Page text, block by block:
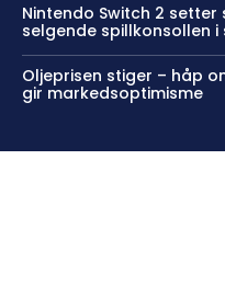
Nintendo Switch 2
selgende spillkonsollen
Oljeprisen stiger – håp
gir markedsoptimisme